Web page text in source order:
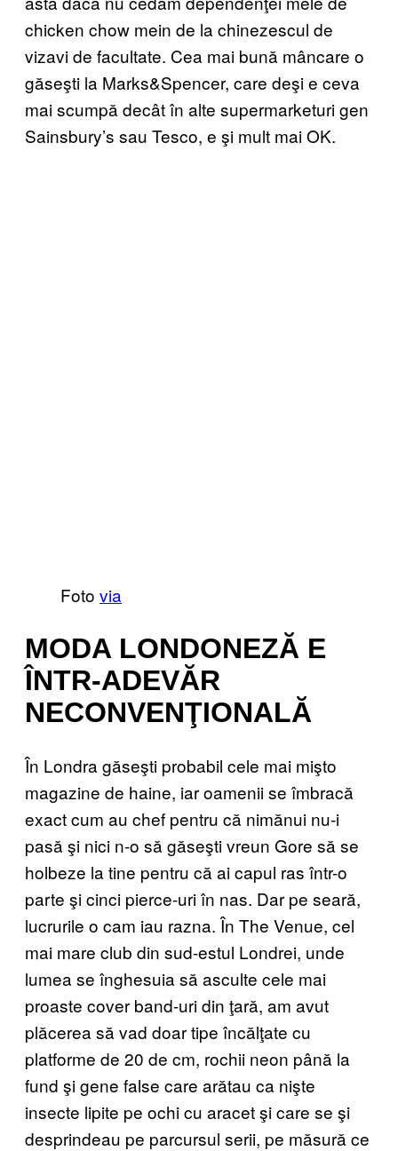
chicken chow mein de la chinezescul de
vizavi de facultate. Cea mai bună mâncare o
găseşti la Marks&Spencer, care deşi e ceva
mai scumpă decât în alte supermarketuri gen
Sainsbury’s sau Tesco, e şi mult mai OK.
Foto via
MODA LONDONEZĂ E
ÎNTR-ADEVĂR
NECONVENŢIONALĂ
În Londra găseşti probabil cele mai mişto
magazine de haine, iar oamenii se îmbracă
exact cum au chef pentru că nimănui nu-i
pasă şi nici n-o să găseşti vreun Gore să se
holbeze la tine pentru că ai capul ras într-o
parte şi cinci pierce-uri în nas. Dar pe seară,
lucrurile o cam iau razna. În The Venue, cel
mai mare club din sud-estul Londrei, unde
lumea se înghesuia să asculte cele mai
proaste cover band-uri din ţară, am avut
plăcerea să vad doar tipe încălţate cu
platforme de 20 de cm, rochii neon până la
fund şi gene false care arătau ca nişte
insecte lipite pe ochi cu aracet şi care se şi
desprindeau pe parcursul serii, pe măsură ce